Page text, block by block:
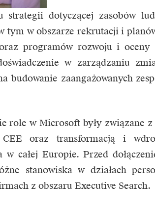
strategii dotyczącej zasobów
tym w obszarze rekrutacji i
programów rozwoju i oceny
w zarządzaniu
budowanie zaangażowanych
role w Microsoft były związane
oraz transformacją i
w całej Europie. Przed
stanowiska w działach
z obszaru Executive Search.